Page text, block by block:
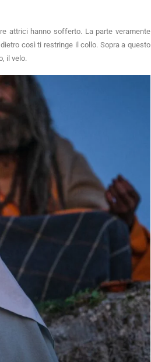
attrici hanno sofferto. La parte veramente
così ti restringe il collo. Sopra a questo
il velo.